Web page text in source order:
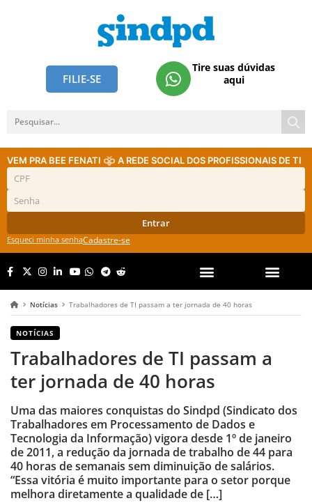
FILIE-SE
Tire suas dúvidas
aqui
VEM PRA BEE FENATI A REDE SOCIAL DOS PROFISSIONAIS DE TI
Entrar
Esqueci minha senhaCadastre-se
Notícias Trabalhadores de TI passam a ter jornada de 40 horas
NOTÍCIAS
Trabalhadores de TI passam a
ter jornada de 40 horas
Uma das maiores conquistas do Sindpd (Sindicato dos
Trabalhadores em Processamento de Dados e
Tecnologia da Informação) vigora desde 1º de janeiro
de 2011, a redução da jornada de trabalho de 44 para
40 horas de semanais sem diminuição de salários.
“Essa vitória é muito importante para o setor porque
melhora diretamente a qualidade de […]